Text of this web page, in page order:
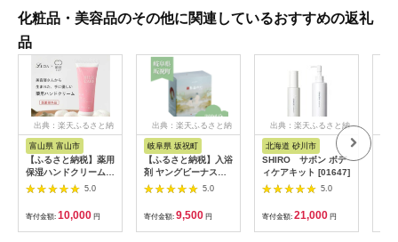
化粧品・美容品のその他に関連しているおすすめの返礼
品
出典：楽天ふるさと納
富山県 富山市
【ふるさと納税】薬用
保湿ハンドクリーム
シルクケア・プロ
5.0
寄付金額: 10,000 円
出典：楽天ふるさと納
岐阜県 坂祝町
【ふるさと納税】入浴
剤 ヤングビーナスに
ごり湯 CX-20M 900g
別府温泉 湯の花エキ
ス基剤配合 薬用入浴
剤 弱アルカリ性 岐阜
県 坂祝町 さかほぎ
5.0
寄付金額: 9,500 円
出典：楽天ふるさと納
北海道 砂川市
SHIRO サボン ボデ
ィケアキット [01647]
5.0
寄付金額: 21,000 円